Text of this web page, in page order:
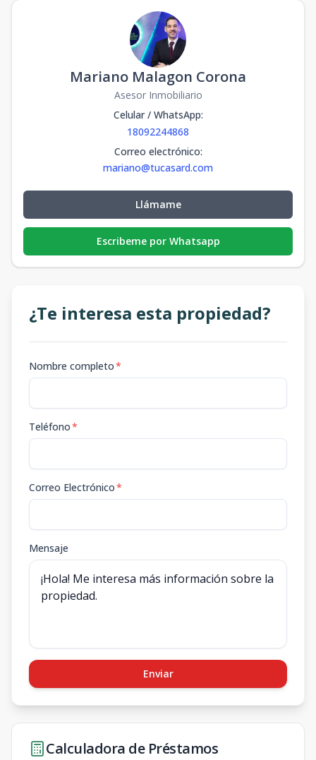
Mariano Malagon Corona
Asesor Inmobiliario
Celular / WhatsApp:
18092244868
Correo electrónico:
mariano@tucasard.com
Llámame
Escribeme por Whatsapp
¿Te interesa esta propiedad?
Nombre completo*
Teléfono*
Correo Electrónico*
Mensaje
Enviar
Calculadora de Préstamos